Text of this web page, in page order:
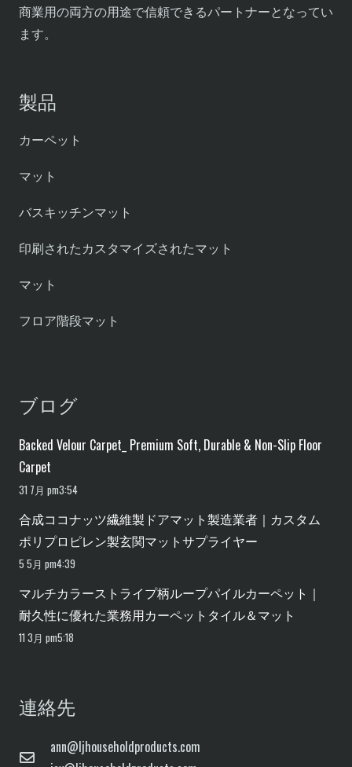
商業用の両方の用途で信頼できるパートナーとなってい
ます。
製品
カーペット
マット
バスキッチンマット
印刷されたカスタマイズされたマット
マット
フロア階段マット
ブログ
Backed Velour Carpet_ Premium Soft, Durable & Non-Slip Floor
Carpet
31 7月 pm3:54
合成ココナッツ繊維製ドアマット製造業者｜カスタム
ポリプロピレン製玄関マットサプライヤー
5 5月 pm4:39
マルチカラーストライプ柄ループパイルカーペット｜
耐久性に優れた業務用カーペットタイル＆マット
11 3月 pm5:18
連絡先
ann@ljhouseholdproducts.com